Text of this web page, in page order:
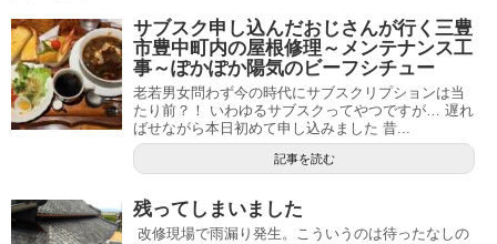
サブスク申し込んだおじさんが行く三豊
市豊中町内の屋根修理～メンテナンス工
事～ぽかぽか陽気のビーフシチュー
老若男女問わず今の時代にサブスクリプションは当
たり前？！ いわゆるサブスクってやつですが… 遅れ
ばせながら本日初めて申し込みました 昔...
記事を読む
残ってしまいました
改修現場で雨漏り発生。こういうのは待ったなしの